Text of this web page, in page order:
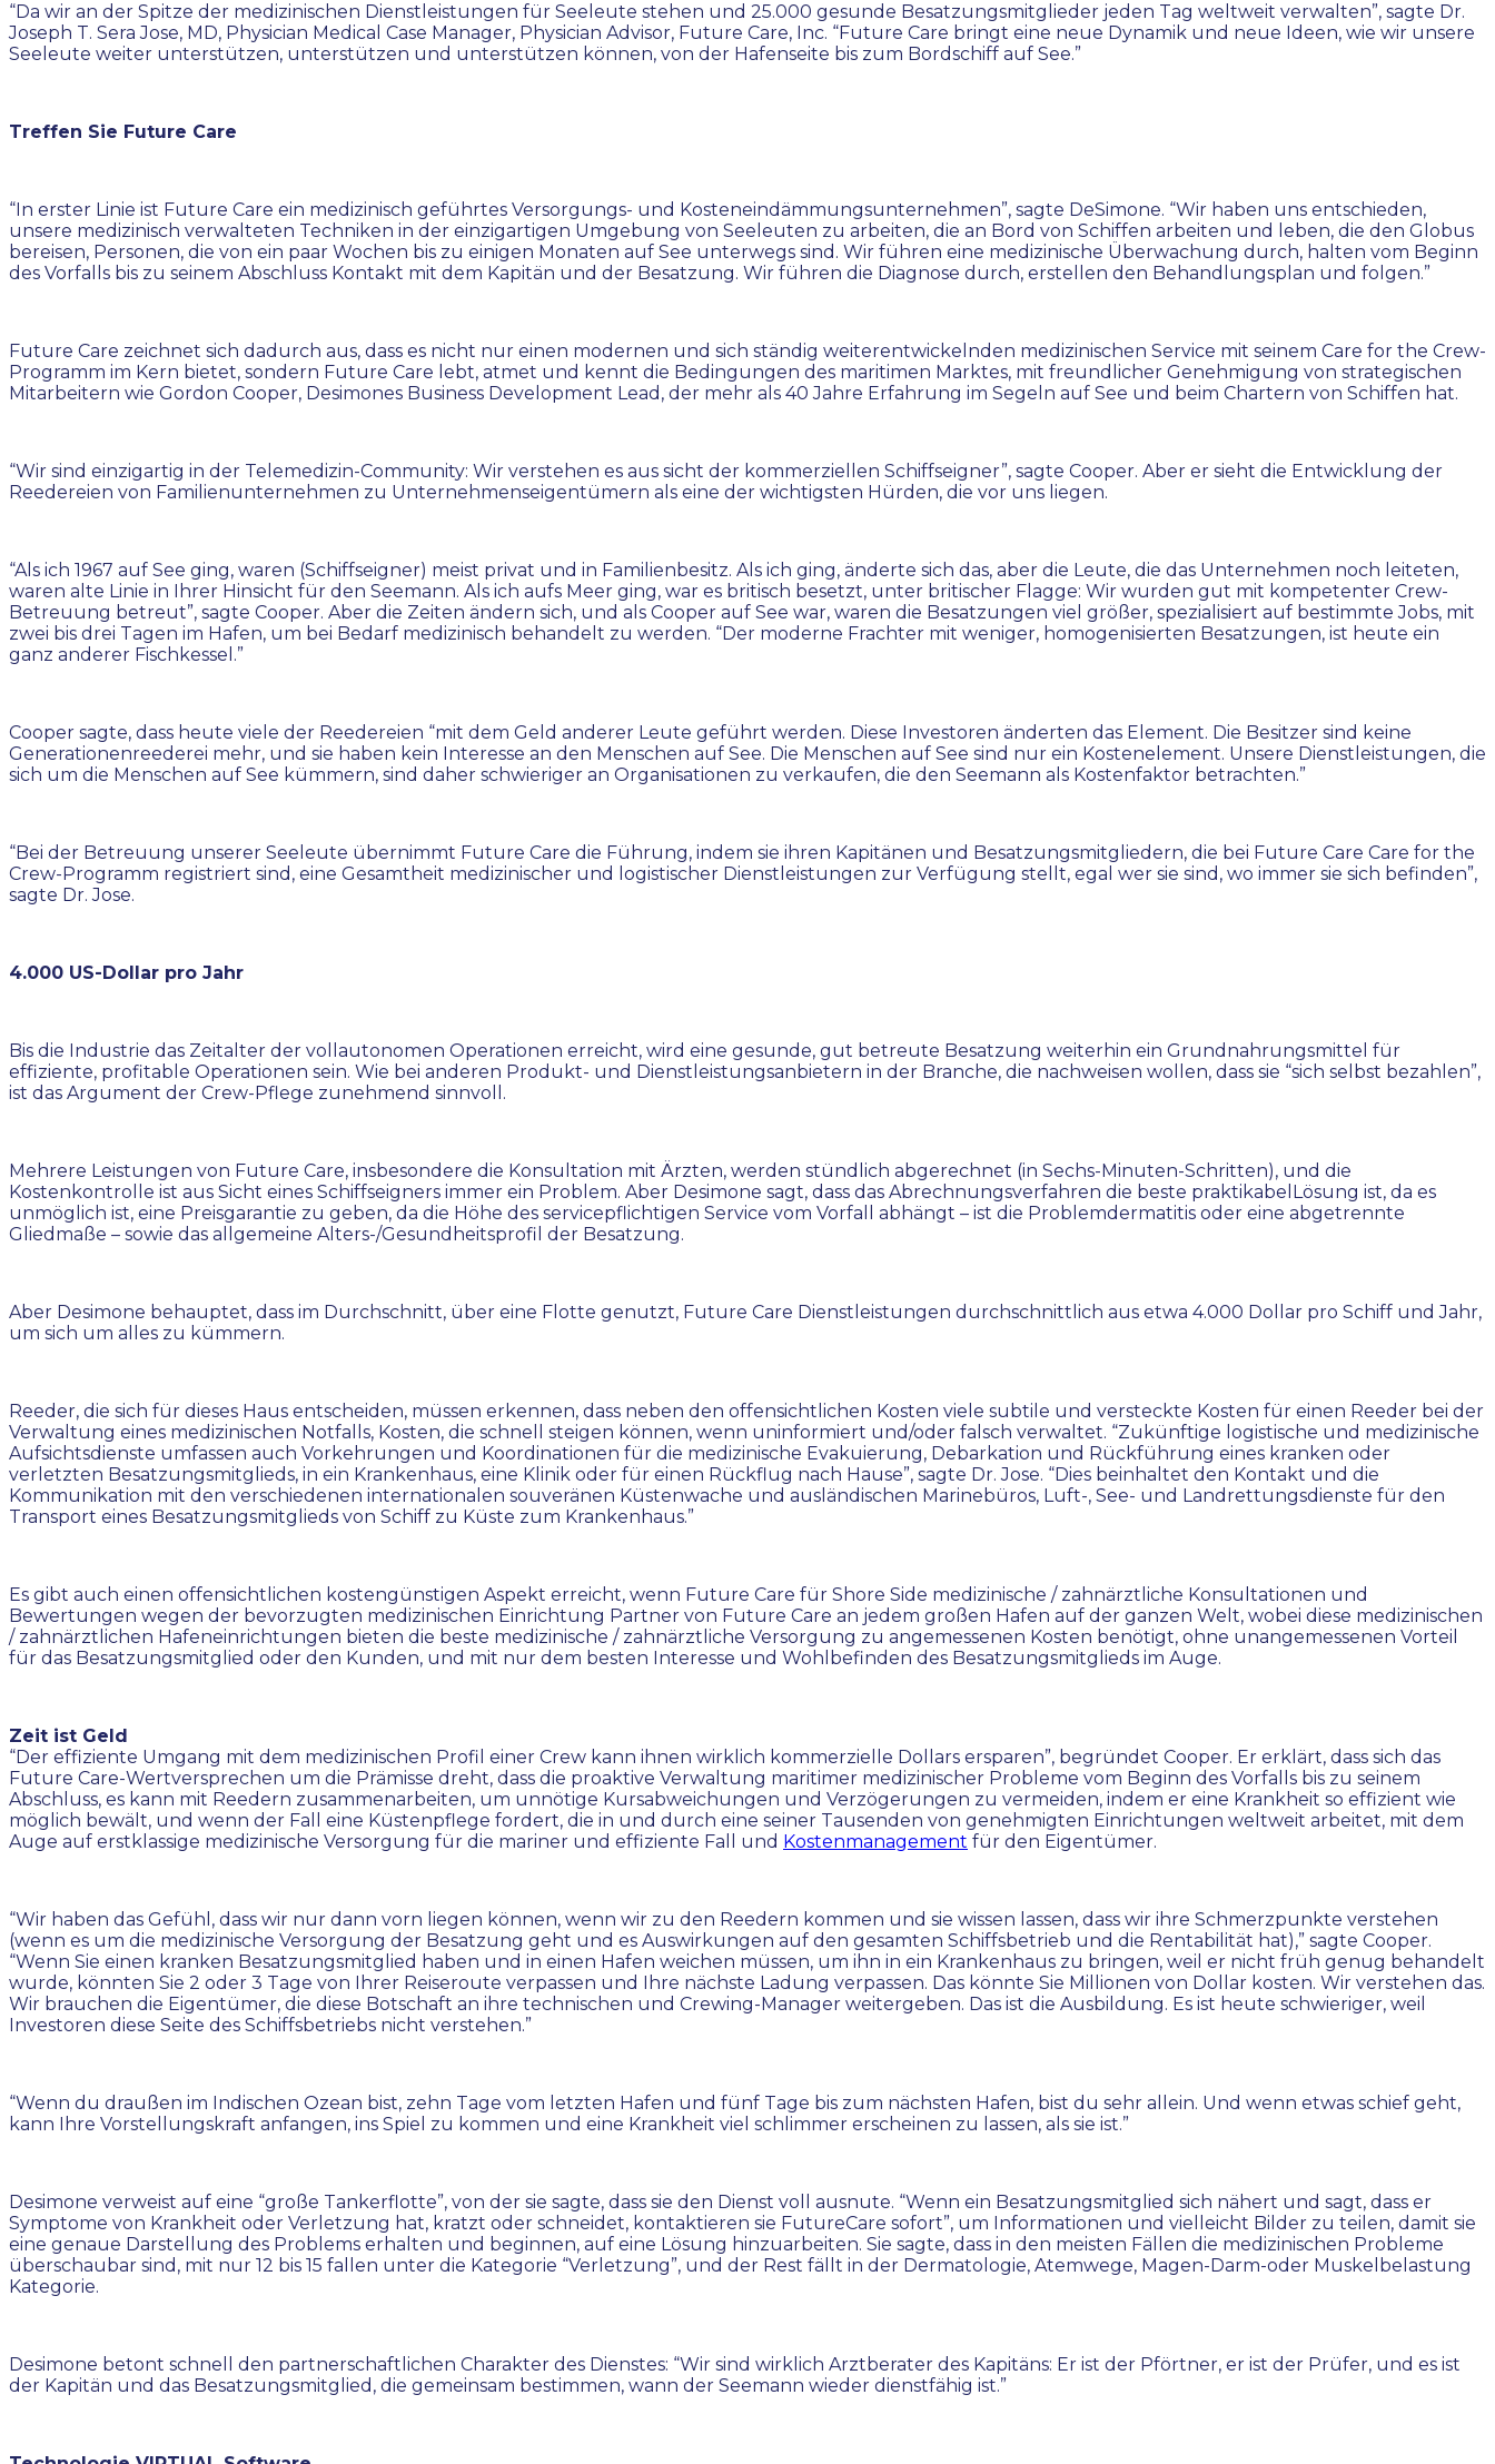
“Da wir an der Spitze der medizinischen Dienstleistungen für Seeleute stehen und 25.000 gesunde Besatzungsmitglieder jeden Tag weltweit verwalten”, sagte Dr.
Joseph T. Sera Jose, MD, Physician Medical Case Manager, Physician Advisor, Future Care, Inc. “Future Care bringt eine neue Dynamik und neue Ideen, wie wir unsere
Seeleute weiter unterstützen, unterstützen und unterstützen können, von der Hafenseite bis zum Bordschiff auf See.”
Treffen Sie Future Care
“In erster Linie ist Future Care ein medizinisch geführtes Versorgungs- und Kosteneindämmungsunternehmen”, sagte DeSimone. “Wir haben uns entschieden,
unsere medizinisch verwalteten Techniken in der einzigartigen Umgebung von Seeleuten zu arbeiten, die an Bord von Schiffen arbeiten und leben, die den Globus
bereisen, Personen, die von ein paar Wochen bis zu einigen Monaten auf See unterwegs sind. Wir führen eine medizinische Überwachung durch, halten vom Beginn
des Vorfalls bis zu seinem Abschluss Kontakt mit dem Kapitän und der Besatzung. Wir führen die Diagnose durch, erstellen den Behandlungsplan und folgen.”
Future Care zeichnet sich dadurch aus, dass es nicht nur einen modernen und sich ständig weiterentwickelnden medizinischen Service mit seinem Care for the Crew-
Programm im Kern bietet, sondern Future Care lebt, atmet und kennt die Bedingungen des maritimen Marktes, mit freundlicher Genehmigung von strategischen
Mitarbeitern wie Gordon Cooper, Desimones Business Development Lead, der mehr als 40 Jahre Erfahrung im Segeln auf See und beim Chartern von Schiffen hat.
“Wir sind einzigartig in der Telemedizin-Community: Wir verstehen es aus sicht der kommerziellen Schiffseigner”, sagte Cooper. Aber er sieht die Entwicklung der
Reedereien von Familienunternehmen zu Unternehmenseigentümern als eine der wichtigsten Hürden, die vor uns liegen.
“Als ich 1967 auf See ging, waren (Schiffseigner) meist privat und in Familienbesitz. Als ich ging, änderte sich das, aber die Leute, die das Unternehmen noch leiteten,
waren alte Linie in Ihrer Hinsicht für den Seemann. Als ich aufs Meer ging, war es britisch besetzt, unter britischer Flagge: Wir wurden gut mit kompetenter Crew-
Betreuung betreut”, sagte Cooper. Aber die Zeiten ändern sich, und als Cooper auf See war, waren die Besatzungen viel größer, spezialisiert auf bestimmte Jobs, mit
zwei bis drei Tagen im Hafen, um bei Bedarf medizinisch behandelt zu werden. “Der moderne Frachter mit weniger, homogenisierten Besatzungen, ist heute ein
ganz anderer Fischkessel.”
Cooper sagte, dass heute viele der Reedereien “mit dem Geld anderer Leute geführt werden. Diese Investoren änderten das Element. Die Besitzer sind keine
Generationenreederei mehr, und sie haben kein Interesse an den Menschen auf See. Die Menschen auf See sind nur ein Kostenelement. Unsere Dienstleistungen, die
sich um die Menschen auf See kümmern, sind daher schwieriger an Organisationen zu verkaufen, die den Seemann als Kostenfaktor betrachten.”
“Bei der Betreuung unserer Seeleute übernimmt Future Care die Führung, indem sie ihren Kapitänen und Besatzungsmitgliedern, die bei Future Care Care for the
Crew-Programm registriert sind, eine Gesamtheit medizinischer und logistischer Dienstleistungen zur Verfügung stellt, egal wer sie sind, wo immer sie sich befinden”,
sagte Dr. Jose.
4.000 US-Dollar pro Jahr
Bis die Industrie das Zeitalter der vollautonomen Operationen erreicht, wird eine gesunde, gut betreute Besatzung weiterhin ein Grundnahrungsmittel für
effiziente, profitable Operationen sein. Wie bei anderen Produkt- und Dienstleistungsanbietern in der Branche, die nachweisen wollen, dass sie “sich selbst bezahlen”,
ist das Argument der Crew-Pflege zunehmend sinnvoll.
Mehrere Leistungen von Future Care, insbesondere die Konsultation mit Ärzten, werden stündlich abgerechnet (in Sechs-Minuten-Schritten), und die
Kostenkontrolle ist aus Sicht eines Schiffseigners immer ein Problem. Aber Desimone sagt, dass das Abrechnungsverfahren die beste praktikabelLösung ist, da es
unmöglich ist, eine Preisgarantie zu geben, da die Höhe des servicepflichtigen Service vom Vorfall abhängt – ist die Problemdermatitis oder eine abgetrennte
Gliedmaße – sowie das allgemeine Alters-/Gesundheitsprofil der Besatzung.
Aber Desimone behauptet, dass im Durchschnitt, über eine Flotte genutzt, Future Care Dienstleistungen durchschnittlich aus etwa 4.000 Dollar pro Schiff und Jahr,
um sich um alles zu kümmern.
Reeder, die sich für dieses Haus entscheiden, müssen erkennen, dass neben den offensichtlichen Kosten viele subtile und versteckte Kosten für einen Reeder bei der
Verwaltung eines medizinischen Notfalls, Kosten, die schnell steigen können, wenn uninformiert und/oder falsch verwaltet. “Zukünftige logistische und medizinische
Aufsichtsdienste umfassen auch Vorkehrungen und Koordinationen für die medizinische Evakuierung, Debarkation und Rückführung eines kranken oder
verletzten Besatzungsmitglieds, in ein Krankenhaus, eine Klinik oder für einen Rückflug nach Hause”, sagte Dr. Jose. “Dies beinhaltet den Kontakt und die
Kommunikation mit den verschiedenen internationalen souveränen Küstenwache und ausländischen Marinebüros, Luft-, See- und Landrettungsdienste für den
Transport eines Besatzungsmitglieds von Schiff zu Küste zum Krankenhaus.”
Es gibt auch einen offensichtlichen kostengünstigen Aspekt erreicht, wenn Future Care für Shore Side medizinische / zahnärztliche Konsultationen und
Bewertungen wegen der bevorzugten medizinischen Einrichtung Partner von Future Care an jedem großen Hafen auf der ganzen Welt, wobei diese medizinischen
/ zahnärztlichen Hafeneinrichtungen bieten die beste medizinische / zahnärztliche Versorgung zu angemessenen Kosten benötigt, ohne unangemessenen Vorteil
für das Besatzungsmitglied oder den Kunden, und mit nur dem besten Interesse und Wohlbefinden des Besatzungsmitglieds im Auge.
Zeit ist Geld
“Der effiziente Umgang mit dem medizinischen Profil einer Crew kann ihnen wirklich kommerzielle Dollars ersparen”, begründet Cooper. Er erklärt, dass sich das
Future Care-Wertversprechen um die Prämisse dreht, dass die proaktive Verwaltung maritimer medizinischer Probleme vom Beginn des Vorfalls bis zu seinem
Abschluss, es kann mit Reedern zusammenarbeiten, um unnötige Kursabweichungen und Verzögerungen zu vermeiden, indem er eine Krankheit so effizient wie
möglich bewält, und wenn der Fall eine Küstenpflege fordert, die in und durch eine seiner Tausenden von genehmigten Einrichtungen weltweit arbeitet, mit dem
Auge auf erstklassige medizinische Versorgung für die mariner und effiziente Fall und Kostenmanagement für den Eigentümer.
“Wir haben das Gefühl, dass wir nur dann vorn liegen können, wenn wir zu den Reedern kommen und sie wissen lassen, dass wir ihre Schmerzpunkte verstehen
(wenn es um die medizinische Versorgung der Besatzung geht und es Auswirkungen auf den gesamten Schiffsbetrieb und die Rentabilität hat),” sagte Cooper.
“Wenn Sie einen kranken Besatzungsmitglied haben und in einen Hafen weichen müssen, um ihn in ein Krankenhaus zu bringen, weil er nicht früh genug behandelt
wurde, könnten Sie 2 oder 3 Tage von Ihrer Reiseroute verpassen und Ihre nächste Ladung verpassen. Das könnte Sie Millionen von Dollar kosten. Wir verstehen das.
Wir brauchen die Eigentümer, die diese Botschaft an ihre technischen und Crewing-Manager weitergeben. Das ist die Ausbildung. Es ist heute schwieriger, weil
Investoren diese Seite des Schiffsbetriebs nicht verstehen.”
“Wenn du draußen im Indischen Ozean bist, zehn Tage vom letzten Hafen und fünf Tage bis zum nächsten Hafen, bist du sehr allein. Und wenn etwas schief geht,
kann Ihre Vorstellungskraft anfangen, ins Spiel zu kommen und eine Krankheit viel schlimmer erscheinen zu lassen, als sie ist.”
Desimone verweist auf eine “große Tankerflotte”, von der sie sagte, dass sie den Dienst voll ausnute. “Wenn ein Besatzungsmitglied sich nähert und sagt, dass er
Symptome von Krankheit oder Verletzung hat, kratzt oder schneidet, kontaktieren sie FutureCare sofort”, um Informationen und vielleicht Bilder zu teilen, damit sie
eine genaue Darstellung des Problems erhalten und beginnen, auf eine Lösung hinzuarbeiten. Sie sagte, dass in den meisten Fällen die medizinischen Probleme
überschaubar sind, mit nur 12 bis 15 fallen unter die Kategorie “Verletzung”, und der Rest fällt in der Dermatologie, Atemwege, Magen-Darm-oder Muskelbelastung
Kategorie.
Desimone betont schnell den partnerschaftlichen Charakter des Dienstes: “Wir sind wirklich Arztberater des Kapitäns: Er ist der Pförtner, er ist der Prüfer, und es ist
der Kapitän und das Besatzungsmitglied, die gemeinsam bestimmen, wann der Seemann wieder dienstfähig ist.”